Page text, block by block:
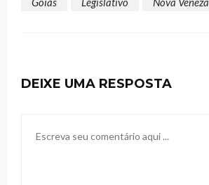
DEIXE UMA RESPOSTA